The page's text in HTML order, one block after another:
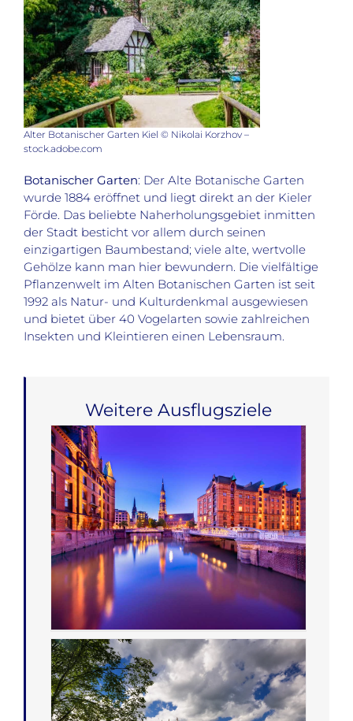
Alter Botanischer Garten Kiel © Nikolai Korzhov –
stock.adobe.com
Botanischer Garten: Der Alte Botanische Garten
wurde 1884 eröffnet und liegt direkt an der Kieler
Förde. Das beliebte Naherholungsgebiet inmitten
der Stadt besticht vor allem durch seinen
einzigartigen Baumbestand; viele alte, wertvolle
Gehölze kann man hier bewundern. Die vielfältige
Pflanzenwelt im Alten Botanischen Garten ist seit
1992 als Natur- und Kulturdenkmal ausgewiesen
und bietet über 40 Vogelarten sowie zahlreichen
Insekten und Kleintieren einen Lebensraum.
Weitere Ausflugsziele